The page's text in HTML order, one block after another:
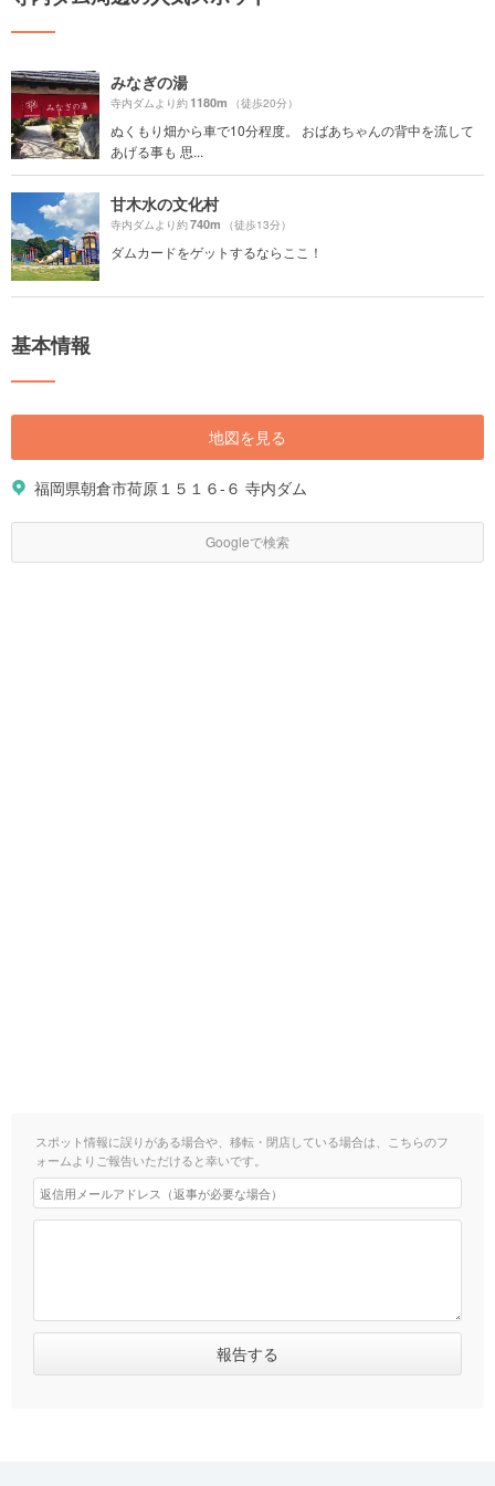
みなぎの湯
寺内ダムより約1180m （徒歩20分）
ぬくもり畑から車で10分程度。 おばあちゃんの背中を流して
あげる事も 思...
甘木水の文化村
寺内ダムより約740m （徒歩13分）
ダムカードをゲットするならここ！
基本情報
地図を見る
福岡県朝倉市荷原１５１６-６ 寺内ダム
Googleで検索
スポット情報に誤りがある場合や、移転・閉店している場合は、こちらのフ
ォームよりご報告いただけると幸いです。